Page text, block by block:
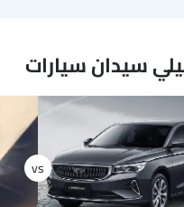
سيدان سيارات